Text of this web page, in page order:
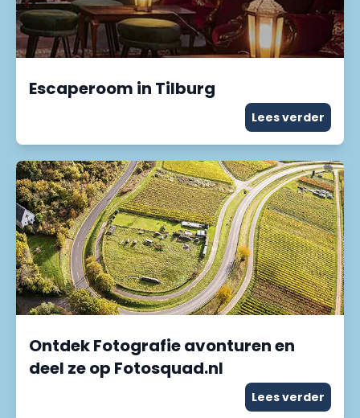
Escaperoom in Tilburg
Lees verder
Ontdek Fotografie avonturen en
deel ze op Fotosquad.nl
Lees verder